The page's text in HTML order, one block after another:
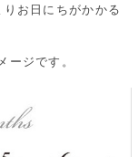
お日にちがかかる
ージです。